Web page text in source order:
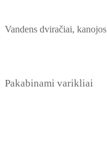
Vandens dviračiai, kanojos
Pakabinami varikliai